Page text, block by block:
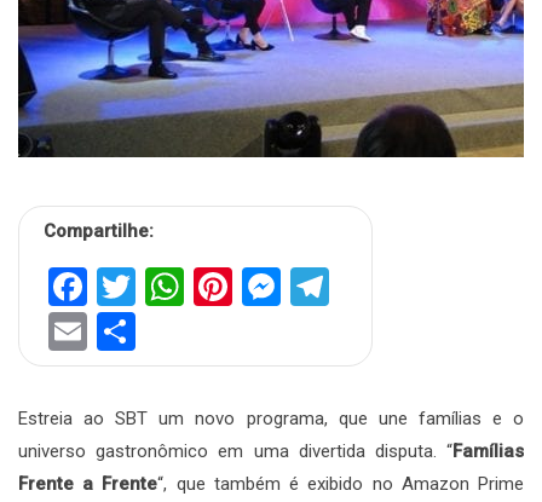
Compartilhe:
Facebook
Twitter
WhatsApp
Pinterest
Messenger
Email
Estreia ao SBT um novo programa, que une famílias e o
universo gastronômico em uma divertida disputa. “Famílias
Frente a Frente“, que também é exibido no Amazon Prime